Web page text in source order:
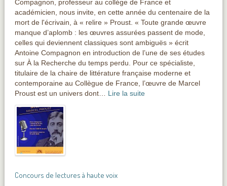
Compagnon, professeur au collège de France et
académicien, nous invite, en cette année du centenaire de la
mort de l'écrivain, à « relire » Proust. « Toute grande œuvre
manque d’aplomb : les œuvres assurées passent de mode,
celles qui deviennent classiques sont ambiguës » écrit
Antoine Compagnon en introduction de l’une de ses études
sur À la Recherche du temps perdu. Pour ce spécialiste,
titulaire de la chaire de littérature française moderne et
contemporaine au Collègue de France, l’œuvre de Marcel
Proust est un univers dont… Lire la suite
Concours de lectures à haute voix